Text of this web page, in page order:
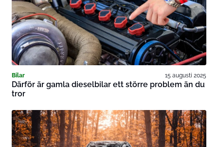
Bilar 15 augusti 2025
Därför är gamla dieselbilar ett större problem än du
tror